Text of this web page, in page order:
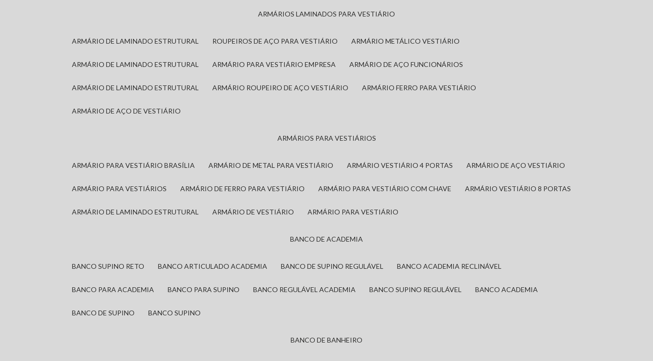
ARMÁRIOS LAMINADOS PARA VESTIÁRIO
ARMÁRIO DE LAMINADO ESTRUTURAL ROUPEIROS DE AÇO PARA VESTIÁRIO ARMÁRIO METÁLICO VESTIÁRIO
ARMÁRIO DE LAMINADO ESTRUTURAL ARMÁRIO PARA VESTIÁRIO EMPRESA ARMÁRIO DE AÇO FUNCIONÁRIOS
ARMÁRIO DE LAMINADO ESTRUTURAL ARMÁRIO ROUPEIRO DE AÇO VESTIÁRIO ARMÁRIO FERRO PARA VESTIÁRIO
ARMÁRIO DE AÇO DE VESTIÁRIO
ARMÁRIOS PARA VESTIÁRIOS
ARMÁRIO PARA VESTIÁRIO BRASÍLIA ARMÁRIO DE METAL PARA VESTIÁRIO ARMÁRIO VESTIÁRIO 4 PORTAS ARMÁRIO DE AÇO VESTIÁRIO
ARMÁRIO PARA VESTIÁRIOS ARMÁRIO DE FERRO PARA VESTIÁRIO ARMÁRIO PARA VESTIÁRIO COM CHAVE ARMÁRIO VESTIÁRIO 8 PORTAS
ARMÁRIO DE LAMINADO ESTRUTURAL ARMÁRIO DE VESTIÁRIO ARMÁRIO PARA VESTIÁRIO
BANCO DE ACADEMIA
BANCO SUPINO RETO BANCO ARTICULADO ACADEMIA BANCO DE SUPINO REGULÁVEL BANCO ACADEMIA RECLINÁVEL
BANCO PARA ACADEMIA BANCO PARA SUPINO BANCO REGULÁVEL ACADEMIA BANCO SUPINO REGULÁVEL BANCO ACADEMIA
BANCO DE SUPINO BANCO SUPINO
BANCO DE BANHEIRO